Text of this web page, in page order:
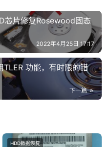
芯片修复Rosewood固态
2022年4月25日 17:17
功能，有时限的错
下一篇
HDD数据恢复